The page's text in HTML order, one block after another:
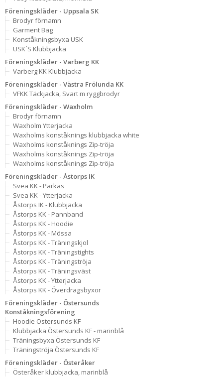
Föreningskläder - Uppsala SK
Brodyr förnamn
Garment Bag
Konståkningsbyxa USK
USK´S Klubbjacka
Föreningskläder - Varberg KK
Varberg KK Klubbjacka
Föreningskläder - Västra Frölunda KK
VFKK Täckjacka, Svart m ryggbrodyr
Föreningskläder - Waxholm
Brodyr förnamn
Waxholm Ytterjacka
Waxholms konståknings klubbjacka white
Waxholms konståknings Zip-tröja
Waxholms konståknings Zip-tröja
Waxholms konståknings Zip-tröja
Föreningskläder - Åstorps IK
Svea KK - Parkas
Svea KK - Ytterjacka
Åstorps IK - Klubbjacka
Åstorps KK - Pannband
Åstorps KK - Hoodie
Åstorps KK - Mössa
Åstorps KK - Träningskjol
Åstorps KK - Träningstights
Åstorps KK - Träningströja
Åstorps KK - Träningsväst
Åstorps KK - Ytterjacka
Åstorps KK - Överdragsbyxor
Föreningskläder - Östersunds
Konståkningsförening
Hoodie Östersunds KF
Klubbjacka Östersunds KF - marinblå
Träningsbyxa Östersunds KF
Träningströja Östersunds KF
Föreningskläder - Österåker
Österåker klubbjacka, marinblå